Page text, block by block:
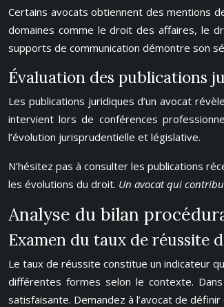
Certains avocats obtiennent des mentions
domaines comme le droit des affaires, le
supports de communication démontre son
Évaluation des publications
Les publications juridiques d’un avocat
intervient lors de conférences
l’évolution jurisprudentielle et législative.
N’hésitez pas à consulter les publications
les évolutions du droit. Un avocat qui
Analyse du bilan
Examen du taux de réussite
Le taux de réussite constitue un indicateur
différentes formes selon le contexte.
satisfaisante. Demandez à l’avocat de